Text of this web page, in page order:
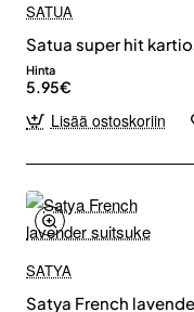
SATUA
Satua super hit
Hinta
5.95€
Lisää ostoskoriin
SATYA
Satya French